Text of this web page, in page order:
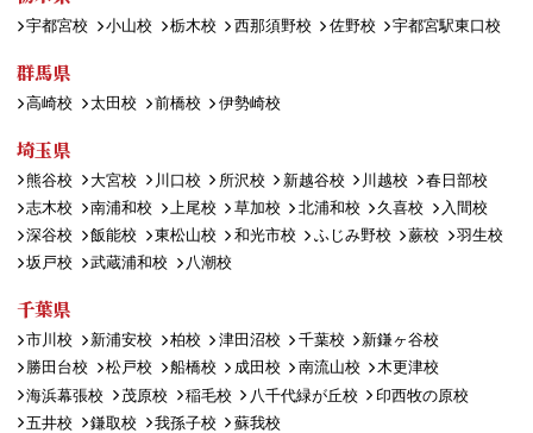
宇都宮校 小山校 栃木校 西那須野校 佐野校 宇都宮駅東口校
群馬県
高崎校 太田校 前橋校 伊勢崎校
埼玉県
熊谷校 大宮校 川口校 所沢校 新越谷校 川越校
春日部校
志木校
南浦和校 上尾校 草加校 北浦和校 久喜校
入間校
深谷校
飯能校 東松山校 和光市校 ふじみ野校 蕨校
羽生校
坂戸校
武蔵浦和校 八潮校
千葉県
市川校 新浦安校 柏校 津田沼校 千葉校
新鎌ヶ谷校
勝田台校
松戸校 船橋校 成田校 南流山校
木更津校
海浜幕張校
茂原校 稲毛校 八千代緑が丘校
印西牧の原校
五井校
鎌取校 我孫子校 蘇我校